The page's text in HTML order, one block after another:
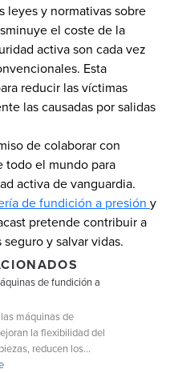
leyes y normativas sobre
el coste de la
activa son cada vez
Esta
reducir las víctimas
las causadas por salidas
de colaborar con
todo el mundo para
activa de vanguardia.
de fundición a presión y
pretende contribuir a
y salvar vidas.
de fundición a
máquinas de
la flexibilidad del
reducen los
mantienen la